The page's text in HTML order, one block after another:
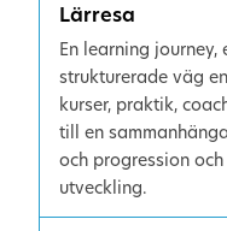
Lärresa
En learning
strukturerade väg
kurser, praktik,
till en
och progression
utveckling.